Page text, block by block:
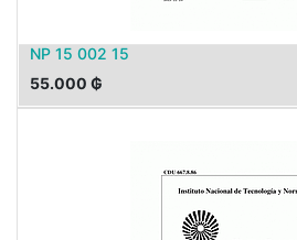
NP 15 002 15
55.000 ₲